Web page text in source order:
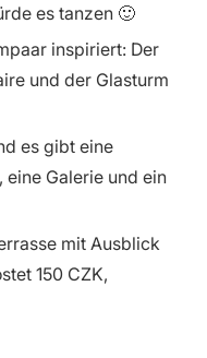
es tanzen 🙂
inspiriert: Der
und der Glasturm
es gibt eine
eine Galerie und ein
mit Ausblick
150 CZK,